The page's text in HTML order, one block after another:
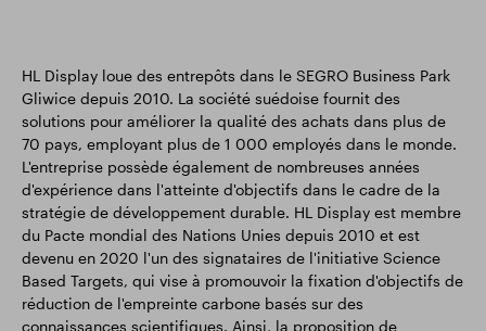
HL Display loue des entrepôts dans le SEGRO Business Park
Gliwice depuis 2010. La société suédoise fournit des
solutions pour améliorer la qualité des achats dans plus de
70 pays, employant plus de 1 000 employés dans le monde.
L'entreprise possède également de nombreuses années
d'expérience dans l'atteinte d'objectifs dans le cadre de la
stratégie de développement durable. HL Display est membre
du Pacte mondial des Nations Unies depuis 2010 et est
devenu en 2020 l'un des signataires de l'initiative Science
Based Targets, qui vise à promouvoir la fixation d'objectifs de
réduction de l'empreinte carbone basés sur des
connaissances scientifiques. Ainsi, la proposition de